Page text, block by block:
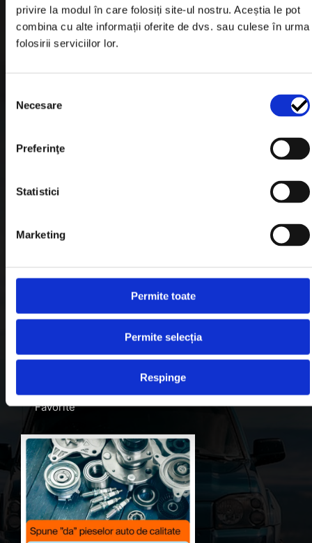
privire la modul în care folosiți site-ul nostru. Aceștia le pot
combina cu alte informații oferite de dvs. sau culese în urma
folosirii serviciilor lor.
consimțământului
Necesare
Preferinţe
Statistici
Marketing
Permite toate
Permite selecția
Respinge
Informatii Livrare
Garantie si Retur
Politica de Cookies
Despre noi
Favorite